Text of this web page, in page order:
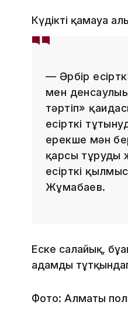
Күдікті қамауға
— Әрбір
мен
тәртіп»
есірткі
ерекше мән
қарсы тұруды
есірткі
Жұмабаев.
Еске салайық,
адамды
Фото: Алматы